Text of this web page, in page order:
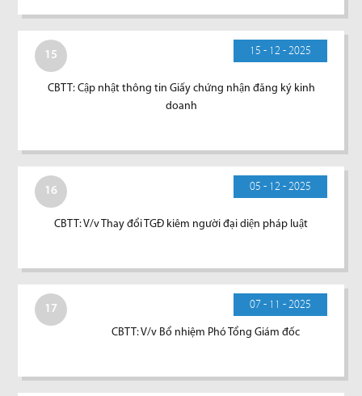
15 15 - 12 - 2025
CBTT: Cập nhật thông tin Giấy chứng nhận đăng ký kinh
doanh
16 05 - 12 - 2025
CBTT: V/v Thay đổi TGĐ kiêm người đại diện pháp luật
17 07 - 11 - 2025
CBTT: V/v Bổ nhiệm Phó Tổng Giám đốc